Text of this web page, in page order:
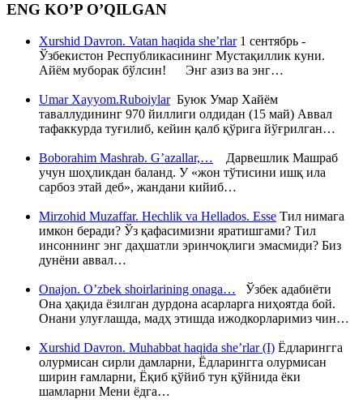
ENG KO’P O’QILGAN
Xurshid Davron. Vatan haqida she’rlar1 сентябрь -
Ўзбекистон Республикасининг Мустақиллик куни.
Айём муборак бўлсин! Энг азиз ва энг…
Umar Xayyom.RuboiylarБуюк Умар Хайём
таваллудининг 970 йиллиги олдидан (15 май) Аввал
тафаккурда туғилиб, кейин қалб қўрига йўғрилган…
Boborahim Mashrab. G’azallar,… Дарвешлик Машраб
учун шоҳликдан баланд. У «жон тўтисини ишқ ила
сарбоз этай деб», жандани кийиб…
Mirzohid Muzaffar. Hechlik va Hellados. Esse Тил нимага
имкон беради? Ўз қафасимизни яратишгами? Тил
инсоннинг энг даҳшатли эринчоқлиги эмасмиди? Биз
дунёни аввал…
Onajon. O’zbek shoirlarining onaga… Ўзбек адабиёти
Она ҳақида ёзилган дурдона асарларга ниҳоятда бой.
Онани улуғлашда, мадҳ этишда ижодкорларимиз чин…
Xurshid Davron. Muhabbat haqida she’rlar (I) Ёдларингга
олурмисан сирли дамларни, Ёдларингга олурмисан
ширин ғамларни, Ёқиб қўйиб тун қўйнида ёки
шамларни Мени ёдга…